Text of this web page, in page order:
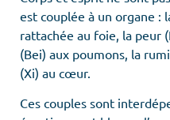
est couplée à un organe :
rattachée au foie, la peur
(Bei) aux poumons, la
(Xi) au cœur.
Ces couples sont